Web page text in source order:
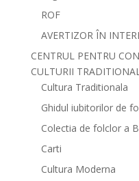
ROF
AVERTIZOR ÎN
CENTRUL PENTRU
CULTURII
Cultura Traditionala
Ghidul iubitorilor de
Colectia de folclor a
Carti
Cultura Moderna